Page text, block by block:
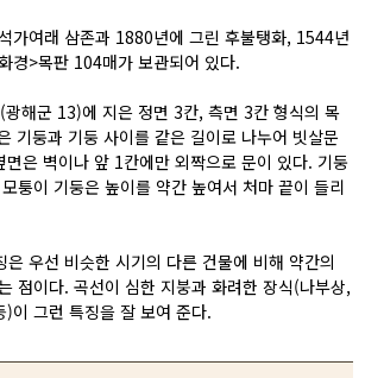
가여래 삼존과 1880년에 그린 후불탱화, 1544년
경>목판 104매가 보관되어 있다.
해군 13)에 지은 정면 3칸, 측면 3칸 형식의 목
기둥과 기둥 사이를 같은 길이로 나누어 빗살문
은 벽이나 앞 1칸에만 외짝으로 문이 있다. 기둥
퉁이 기둥은 높이를 약간 높여서 처마 끝이 들리
은 우선 비슷한 시기의 다른 건물에 비해 약간의
점이다. 곡선이 심한 지붕과 화려한 장식(나부상,
이 그런 특징을 잘 보여 준다.